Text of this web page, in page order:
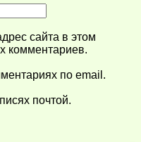
сайта в этом
комментариев.
по email.
почтой.